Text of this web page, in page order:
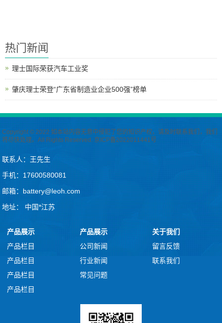
热门新闻
理士国际荣获汽车工业奖
肇庆理士荣登“广东省制造业企业500强”榜单
Copyright © 2022 如本站内容无意中侵犯了您的知识产权，请及时联系我们，我们
将尽快处理。All Rights Reserved. 京ICP备2022011441号
联系人：王先生
手机：17600580081
邮箱：battery@leoh.com
地址： 中国*江苏
产品展示
产品栏目
产品栏目
产品栏目
产品栏目
产品展示
公司新闻
行业新闻
常见问题
关于我们
留言反馈
联系我们